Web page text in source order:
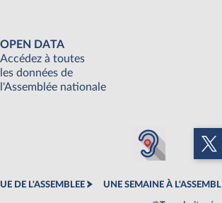
OPEN DATA
Accédez à toutes
les données de
l'Assemblée nationale
DE L'ASSEMBLEE UNE SEMAINE À